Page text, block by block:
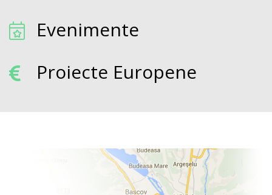
Evenimente
Proiecte Europene